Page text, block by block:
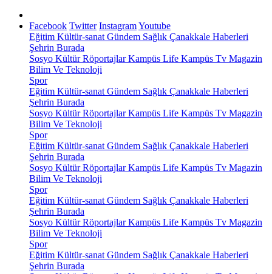
Facebook Twitter InstagramYoutube
Eğitim Kültür-sanat Gündem Sağlık Çanakkale Haberleri
Şehrin Burada
Sosyo KültürRöportajlarKampüs Life Kampüs Tv Magazin
Bilim Ve Teknoloji
Spor
Eğitim Kültür-sanat Gündem Sağlık Çanakkale Haberleri
Şehrin Burada
Sosyo KültürRöportajlarKampüs Life Kampüs Tv Magazin
Bilim Ve Teknoloji
Spor
Eğitim Kültür-sanat Gündem Sağlık Çanakkale Haberleri
Şehrin Burada
Sosyo KültürRöportajlarKampüs Life Kampüs Tv Magazin
Bilim Ve Teknoloji
Spor
Eğitim Kültür-sanat Gündem Sağlık Çanakkale Haberleri
Şehrin Burada
Sosyo KültürRöportajlarKampüs Life Kampüs Tv Magazin
Bilim Ve Teknoloji
Spor
Eğitim Kültür-sanat Gündem Sağlık Çanakkale Haberleri
Şehrin Burada